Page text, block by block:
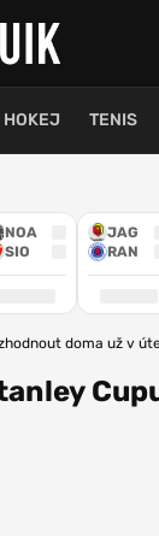
HOKEJ TENIS
NOA
SIO
JAG
RAN
doma už v